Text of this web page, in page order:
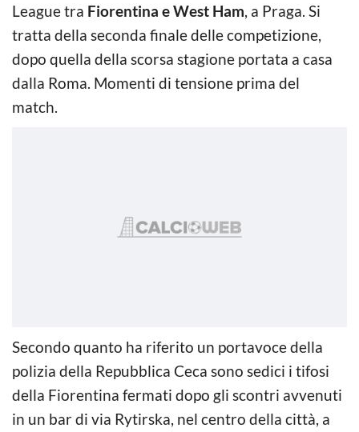
League tra Fiorentina e West Ham, a Praga. Si
tratta della seconda finale delle competizione,
dopo quella della scorsa stagione portata a casa
dalla Roma. Momenti di tensione prima del
match.
Secondo quanto ha riferito un portavoce della
polizia della Repubblica Ceca sono sedici i tifosi
della Fiorentina fermati dopo gli scontri avvenuti
in un bar di via Rytirska, nel centro della città, a